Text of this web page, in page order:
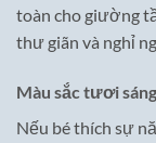
toàn cho giường
thư giãn và nghỉ
Màu sắc tươi sáng
Nếu bé thích sự